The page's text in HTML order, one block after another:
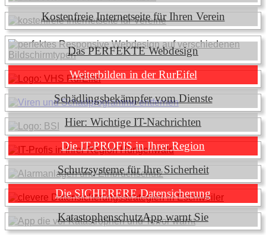
Kostenfreie Internetseite für Ihren Verein
Das PERFEKTE Webdesign
Weiterbilden in der RurEifel
Schädlingsbekämpfer vom Dienste
Hier: Wichtige IT-Nachrichten
Die IT-PROFIS in Ihrer Region
Schutzsysteme für Ihre Sicherheit
Die SICHERERE Datensicherung
KatastophenschutzApp warnt Sie